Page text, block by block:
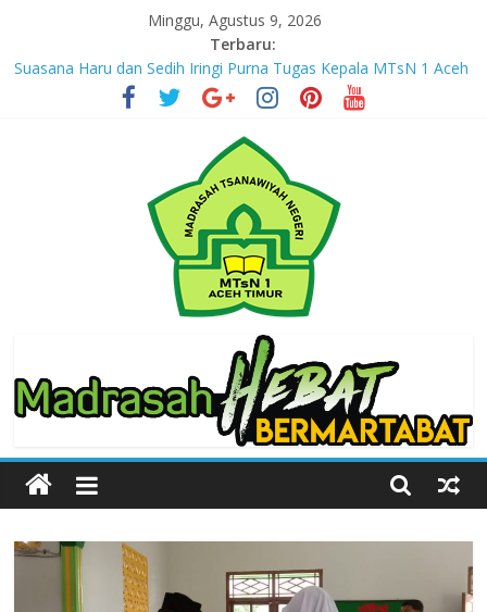
content
Minggu, Agustus 9, 2026
Terbaru:
Suasana Haru dan Sedih Iringi Purna Tugas Kepala MTsN 1 Aceh
Masuki Tahun Ketiga, MTsN 1 Aceh Timur Perkuat Kapasitas
Guru untuk Hadirkan Inovasi Kelas Digital
Jejak yang Tertinggal – Part III
Jejak yang Tertinggal – Part II
Jejak yang Tertinggal – Part I
1
Aceh
Timur
Simpang